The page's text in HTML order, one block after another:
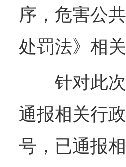
序，危害公
处罚法》相
针对此次
通报相关行
号，已通报